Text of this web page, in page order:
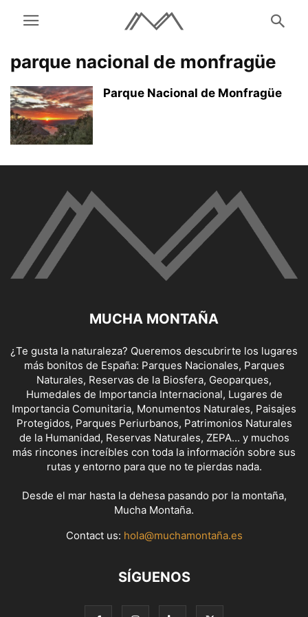
parque nacional de monfragüe
Parque Nacional de Monfragüe
MUCHA MONTAÑA
¿Te gusta la naturaleza? Queremos descubrirte los lugares
más bonitos de España: Parques Nacionales, Parques
Naturales, Reservas de la Biosfera, Geoparques,
Humedales de Importancia Internacional, Lugares de
Importancia Comunitaria, Monumentos Naturales, Paisajes
Protegidos, Parques Periurbanos, Patrimonios Naturales
de la Humanidad, Reservas Naturales, ZEPA... y muchos
más rincones increíbles con toda la información sobre sus
rutas y entorno para que no te pierdas nada.
Desde el mar hasta la dehesa pasando por la montaña,
Mucha Montaña.
Contact us: hola@muchamontaña.es
SÍGUENOS